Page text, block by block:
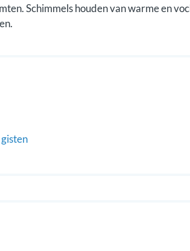
Schimmels houden van warme en